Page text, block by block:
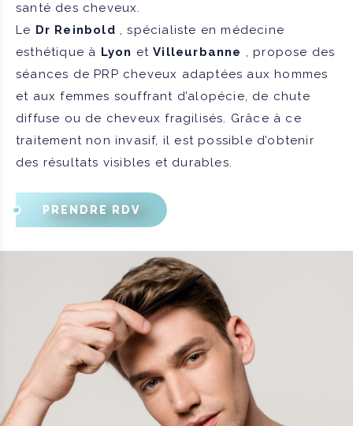
santé des cheveux.
Le Dr Reinbold , spécialiste en médecine
esthétique à Lyon etVilleurbanne , propose des
séances de PRP cheveux adaptées aux hommes
et aux femmes souffrant d’alopécie, de chute
diffuse ou de cheveux fragilisés. Grâce à ce
traitement non invasif, il est possible d’obtenir
des résultats visibles et durables.
PRENDRE RDV